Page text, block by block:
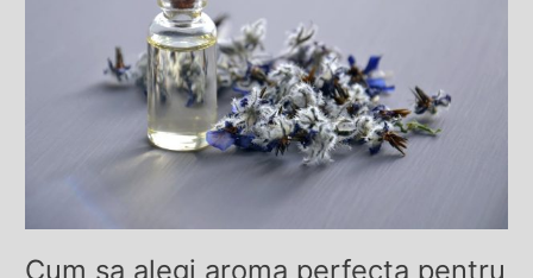
Cum sa alegi aroma perfecta pentru
soia